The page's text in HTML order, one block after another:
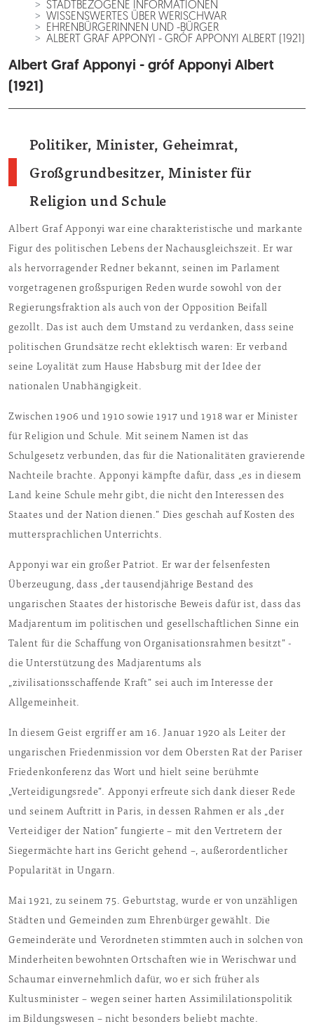
STADTBEZOGENE INFORMATIONEN
WISSENSWERTES ÜBER WERISCHWAR
EHRENBÜRGERINNEN UND -BÜRGER
ALBERT GRAF APPONYI - GRÓF APPONYI ALBERT (1921)
Albert Graf Apponyi - gróf Apponyi Albert
(1921)
Politiker, Minister, Geheimrat,
Großgrundbesitzer, Minister für
Religion und Schule
Albert Graf Apponyi war eine charakteristische und markante
Figur des politischen Lebens der Nachausgleichszeit. Er war
als hervorragender Redner bekannt, seinen im Parlament
vorgetragenen großspurigen Reden wurde sowohl von der
Regierungsfraktion als auch von der Opposition Beifall
gezollt. Das ist auch dem Umstand zu verdanken, dass seine
politischen Grundsätze recht eklektisch waren: Er verband
seine Loyalität zum Hause Habsburg mit der Idee der
nationalen Unabhängigkeit.
Zwischen 1906 und 1910 sowie 1917 und 1918 war er Minister
für Religion und Schule. Mit seinem Namen ist das
Schulgesetz verbunden, das für die Nationalitäten gravierende
Nachteile brachte. Apponyi kämpfte dafür, dass „es in diesem
Land keine Schule mehr gibt, die nicht den Interessen des
Staates und der Nation dienen.” Dies geschah auf Kosten des
muttersprachlichen Unterrichts.
Apponyi war ein großer Patriot. Er war der felsenfesten
Überzeugung, dass „der tausendjährige Bestand des
ungarischen Staates der historische Beweis dafür ist, dass das
Madjarentum im politischen und gesellschaftlichen Sinne ein
Talent für die Schaffung von Organisationsrahmen besitzt” -
die Unterstützung des Madjarentums als
„zivilisationsschaffende Kraft” sei auch im Interesse der
Allgemeinheit.
In diesem Geist ergriff er am 16. Januar 1920 als Leiter der
ungarischen Friedenmission vor dem Obersten Rat der Pariser
Friedenkonferenz das Wort und hielt seine berühmte
„Verteidigungsrede”. Apponyi erfreute sich dank dieser Rede
und seinem Auftritt in Paris, in dessen Rahmen er als „der
Verteidiger der Nation” fungierte – mit den Vertretern der
Siegermächte hart ins Gericht gehend –, außerordentlicher
Popularität in Ungarn.
Mai 1921, zu seinem 75. Geburtstag, wurde er von unzähligen
Städten und Gemeinden zum Ehrenbürger gewählt. Die
Gemeinderäte und Verordneten stimmten auch in solchen von
Minderheiten bewohnten Ortschaften wie in Werischwar und
Schaumar einvernehmlich dafür, wo er sich früher als
Kultusminister – wegen seiner harten Assimililationspolitik
im Bildungswesen – nicht besonders beliebt machte.